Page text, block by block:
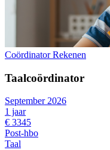
Coördinator Rekenen
Taalcoördinator
September 2026
1 jaar
€ 3345
Post-hbo
Taal